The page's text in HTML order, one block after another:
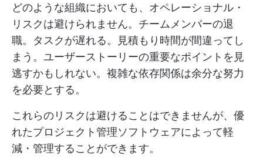
どのような組織においても、オペレーショナル・
リスクは避けられません。チームメンバーの退
職。タスクが遅れる。見積もり時間が間違ってし
まう。ユーザーストーリーの重要なポイントを見
逃すかもしれない。複雑な依存関係は余分な努力
を必要とする。
これらのリスクは避けることはできませんが、優
れたプロジェクト管理ソフトウェアによって軽
減・管理することができます。